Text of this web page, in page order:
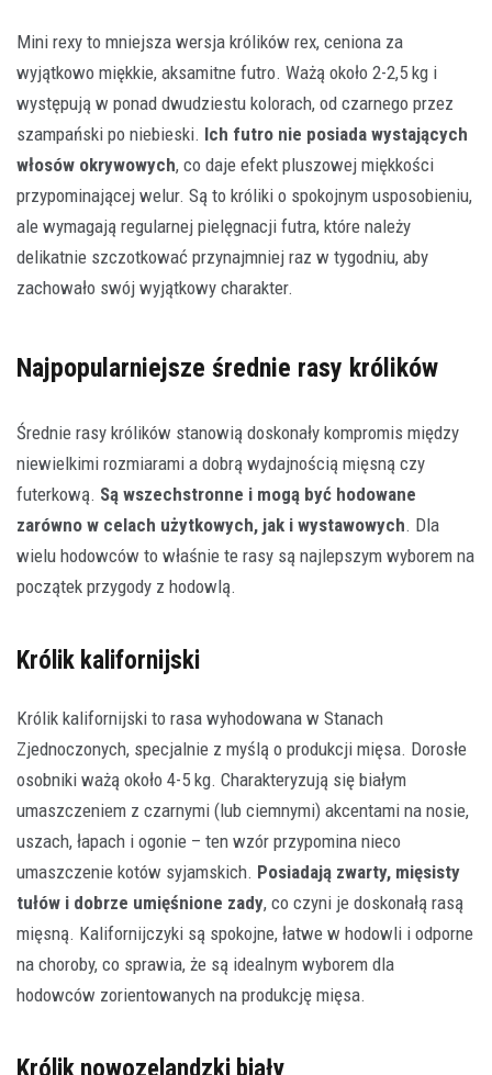
Mini rexy to mniejsza wersja królików rex, ceniona za
wyjątkowo miękkie, aksamitne futro. Ważą około 2-2,5 kg i
występują w ponad dwudziestu kolorach, od czarnego przez
szampański po niebieski. Ich futro nie posiada wystających
włosów okrywowych, co daje efekt pluszowej miękkości
przypominającej welur. Są to króliki o spokojnym usposobieniu,
ale wymagają regularnej pielęgnacji futra, które należy
delikatnie szczotkować przynajmniej raz w tygodniu, aby
zachowało swój wyjątkowy charakter.
Najpopularniejsze średnie rasy królików
Średnie rasy królików stanowią doskonały kompromis między
niewielkimi rozmiarami a dobrą wydajnością mięsną czy
futerkową. Są wszechstronne i mogą być hodowane
zarówno w celach użytkowych, jak i wystawowych. Dla
wielu hodowców to właśnie te rasy są najlepszym wyborem na
początek przygody z hodowlą.
Królik kalifornijski
Królik kalifornijski to rasa wyhodowana w Stanach
Zjednoczonych, specjalnie z myślą o produkcji mięsa. Dorosłe
osobniki ważą około 4-5 kg. Charakteryzują się białym
umaszczeniem z czarnymi (lub ciemnymi) akcentami na nosie,
uszach, łapach i ogonie – ten wzór przypomina nieco
umaszczenie kotów syjamskich. Posiadają zwarty, mięsisty
tułów i dobrze umięśnione zady, co czyni je doskonałą rasą
mięsną. Kalifornijczyki są spokojne, łatwe w hodowli i odporne
na choroby, co sprawia, że są idealnym wyborem dla
hodowców zorientowanych na produkcję mięsa.
Królik nowozelandzki biały